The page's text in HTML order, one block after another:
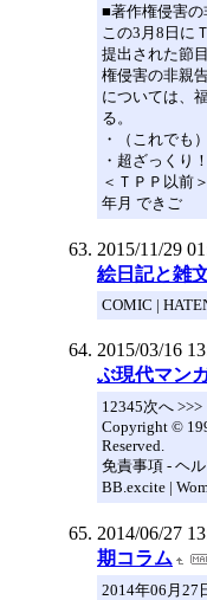
■著作権侵害
この3月8日に
提出された節
権侵害の非親
については、
る。
・（これでも
・超ざっくり
＜ＴＰＰ以前＞
年月 できご
2015/11/29
絵日記と雑
COMIC |
2015/03/16
ぶ現代マン
12345次へ >>>
Copyright ©
Reserved.
免責事項 - ヘ
BB.excite |
2014/06/27
期コラム
2014年06月27